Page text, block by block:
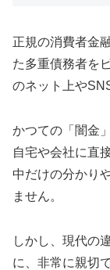
正規の消費者金
た多重債務者を
のネット上や
かつての「闇金
自宅や会社に直
中だけの分かり
ません。
しかし、現代の
に、非常に親切